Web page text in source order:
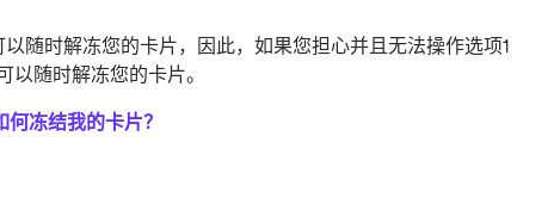
随时解冻您的卡片，因此，如果您担心并且无法操作选项1
随时解冻您的卡片。
何冻结我的卡片？